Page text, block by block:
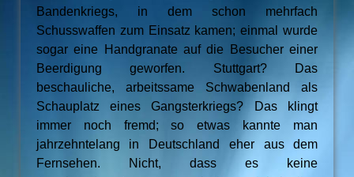
Bandenkriegs, in dem schon mehrfach
Schusswaffen zum Einsatz kamen; einmal wurde
sogar eine Handgranate auf die Besucher einer
Beerdigung geworfen. Stuttgart? Das
beschauliche, arbeitssame Schwabenland als
Schauplatz eines Gangsterkriegs? Das klingt
immer noch fremd; so etwas kannte man
jahrzehntelang in Deutschland eher aus dem
Fernsehen. Nicht, dass es keine